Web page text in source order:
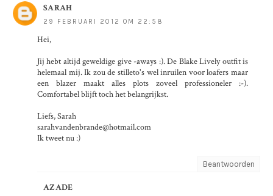
SARAH
29 FEBRUARI 2012 OM 22:58
Hei,
Jij hebt altijd geweldige give -aways :). De Blake Lively outfit is
helemaal mij. Ik zou de stilleto's wel inruilen voor loafers maar
een blazer maakt alles plots zoveel professioneler :-).
Comfortabel blijft toch het belangrijkst.
Liefs, Sarah
sarahvandenbrande@hotmail.com
Ik tweet nu :)
Beantwoorden
AZADE